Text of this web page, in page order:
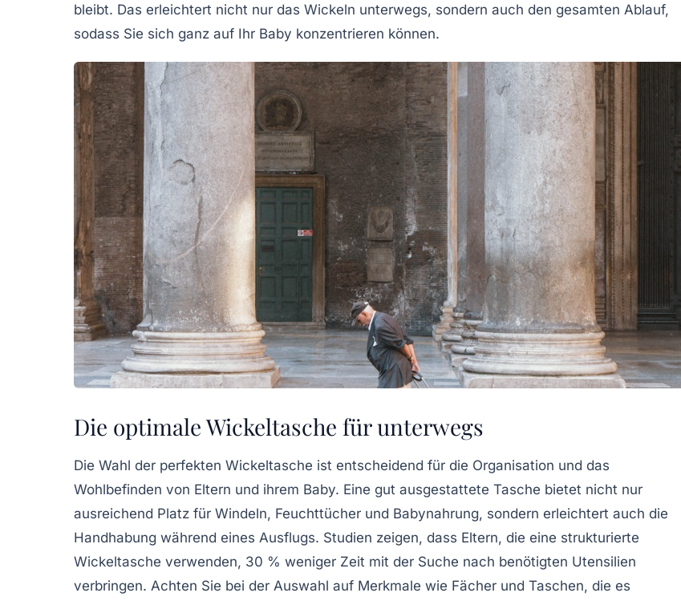
bleibt. Das erleichtert nicht nur das Wickeln unterwegs, sondern auch den gesamten Ablauf,
sodass Sie sich ganz auf Ihr Baby konzentrieren können.
Die optimale Wickeltasche für unterwegs
Die Wahl der perfekten Wickeltasche ist entscheidend für die Organisation und das
Wohlbefinden von Eltern und ihrem Baby. Eine gut ausgestattete Tasche bietet nicht nur
ausreichend Platz für Windeln, Feuchttücher und Babynahrung, sondern erleichtert auch die
Handhabung während eines Ausflugs. Studien zeigen, dass Eltern, die eine strukturierte
Wickeltasche verwenden, 30 % weniger Zeit mit der Suche nach benötigten Utensilien
verbringen. Achten Sie bei der Auswahl auf Merkmale wie Fächer und Taschen, die es